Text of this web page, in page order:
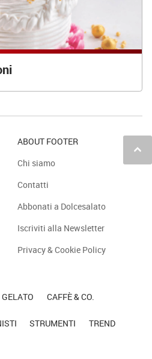
keyboard_arrow_up
ABOUT FOOTER
Chi siamo
Contatti
Abbonati a Dolcesalato
Iscriviti alla Newsletter
Privacy & Cookie Policy
GELATO CAFFÈ & CO.
STRUMENTI TREND